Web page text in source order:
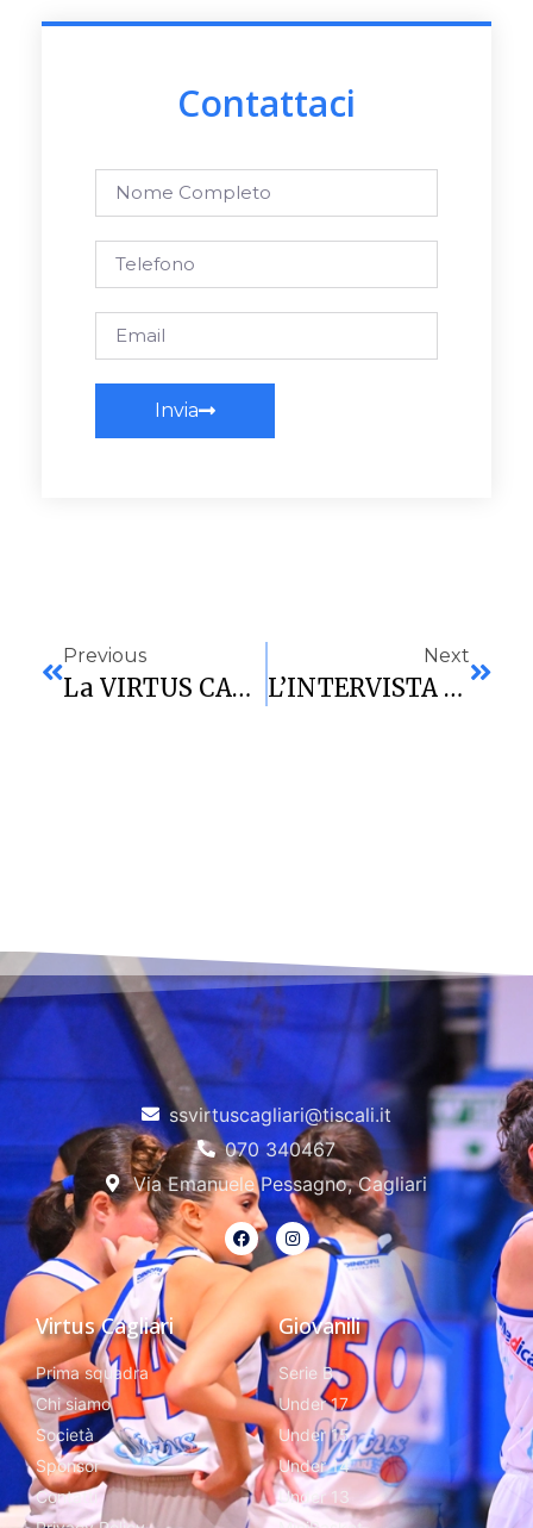
Contattaci
Invia
Previous
La VIRTUS CAGLIARI BATTE ANCHE IL BASKET QUARTU (115-53) E MANTIENE LA TESTA DELLA CLASSIFICA
Next
L’INTERVISTA AL COACH STAICO ALLA VIGILIA DEL BIG MATCH
ssvirtuscagliari@tiscali.it
070 340467
Via Emanuele Pessagno, Cagliari
Virtus Cagliari
Prima squadra
Chi siamo
Società
Sponsor
Contatti
Giovanili
Serie B
Under 17
Under 15
Under 14
Under 13